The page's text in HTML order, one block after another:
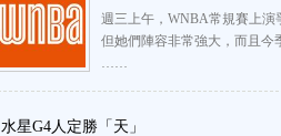
週三上午，WNBA常規賽上演
但她們陣容非常強大，而且今
……
水星G4人定勝「天」